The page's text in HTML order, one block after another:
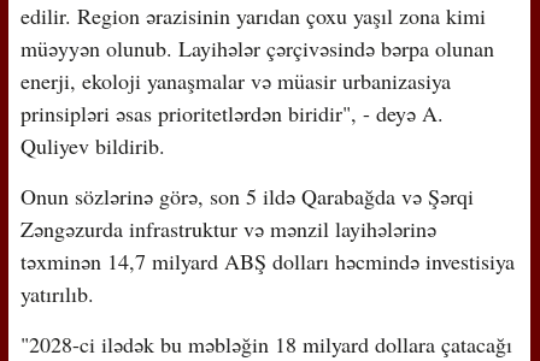
edilir. Region ərazisinin yarıdan çoxu yaşıl zona kimi
müəyyən olunub. Layihələr çərçivəsində bərpa olunan
enerji, ekoloji yanaşmalar və müasir urbanizasiya
prinsipləri əsas prioritetlərdən biridir", - deyə A.
Quliyev bildirib.
Onun sözlərinə görə, son 5 ildə Qarabağda və Şərqi
Zəngəzurda infrastruktur və mənzil layihələrinə
təxminən 14,7 milyard ABŞ dolları həcmində investisiya
yatırılıb.
"2028-ci ilədək bu məbləğin 18 milyard dollara çatacağı